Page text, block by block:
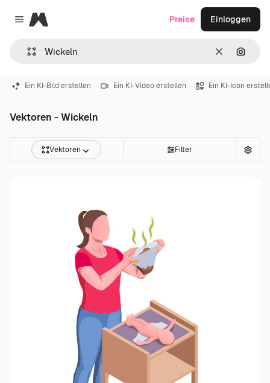
Close menu
Magnific
LöschenNach
Preise Einloggen
Ein KI-Bild erstellen Ein KI-Video erstellen Ein KI-Icon
Vektoren - Wickeln
Vektoren Filter